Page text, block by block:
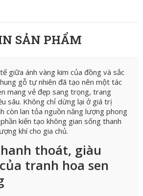
SẢN PHẨM
giữa ánh vàng kim của đồng và sắc
gỗ tự nhiên đã tạo nên một tác
mang vẻ đẹp sang trọng, trang
sâu. Không chỉ dừng lại ở giá trị
còn lan tỏa nguồn năng lượng phong
kiến tạo không gian sống thanh
khí cho gia chủ.
thoát, giàu
tranh hoa sen